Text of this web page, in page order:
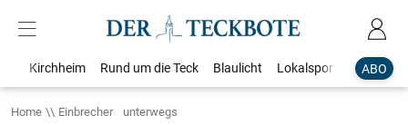
ABO
Kirchheim Rund um die Teck Blaulicht Lokalsport
Home Einbrecher unterwegs